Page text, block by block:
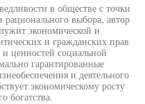
в обществе с точки
выбора, автор
экономической и
и гражданских прав
ценностей социальной
гарантированные
и деятельного
экономическому росту
богатства.